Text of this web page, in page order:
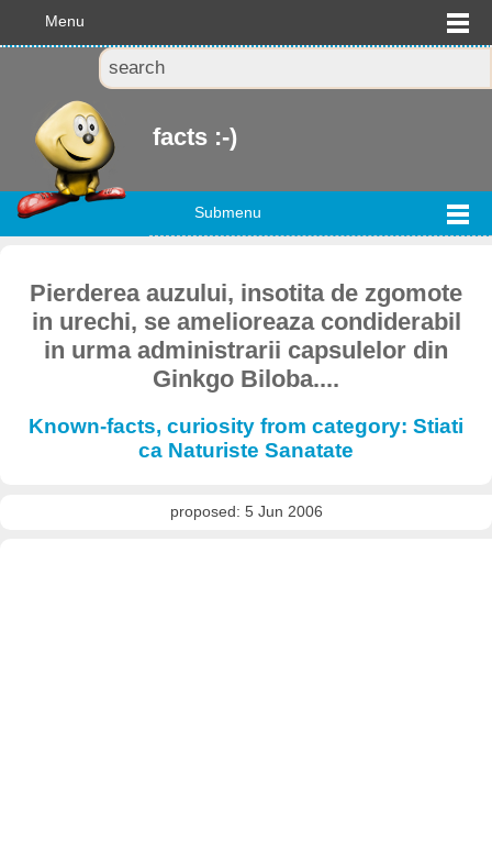
Menu
facts :-)
Submenu
Pierderea auzului, insotita de zgomote
in urechi, se amelioreaza condiderabil
in urma administrarii capsulelor din
Ginkgo Biloba....
Known-facts, curiosity from category: Stiati
ca Naturiste Sanatate
proposed: 5 Jun 2006